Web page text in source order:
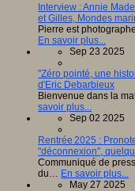
Interview : Annie
et Gilles, Mondes
Pierre est
En savoir plus...
Sep 23 2025
"Zéro pointé, une
d'Eric Debarbieux
Bienvenue dans la
savoir plus...
Sep 02 2025
Rentrée 2025 :
"déconnexion",
Communiqué de
du… En savoir plus...
May 27 2025